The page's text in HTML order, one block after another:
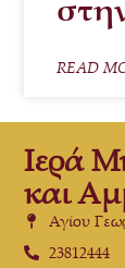
READ
Ιερά
και
Αγίου
23812444